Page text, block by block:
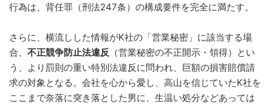
行為は、背任罪（刑法247条）の構成要件を完全に満たす。
さらに、横流しした情報がK社の「営業秘密」に該当する場
合、 不正競争防止法違反 （営業秘密の不正開示・領得）とい
う、より罰則の重い特別法違反に問われ、巨額の損害賠償請
求の対象となる。会社を心から愛し、高山を信じていたK社を
ここまで奈落に突き落とした男に、生温い処分などあっては